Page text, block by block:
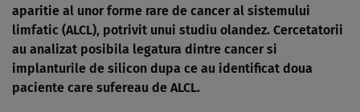
aparitie al unor forme rare de cancer al sistemului
limfatic (ALCL), potrivit unui studiu olandez. Cercetatorii
au analizat posibila legatura dintre cancer si
implanturile de silicon dupa ce au identificat doua
paciente care sufereau de ALCL.